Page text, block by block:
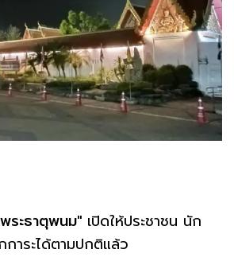
ระธาตุพนม" เปิดให้ประชาชน นัก
การะได้ตามปกติแล้ว